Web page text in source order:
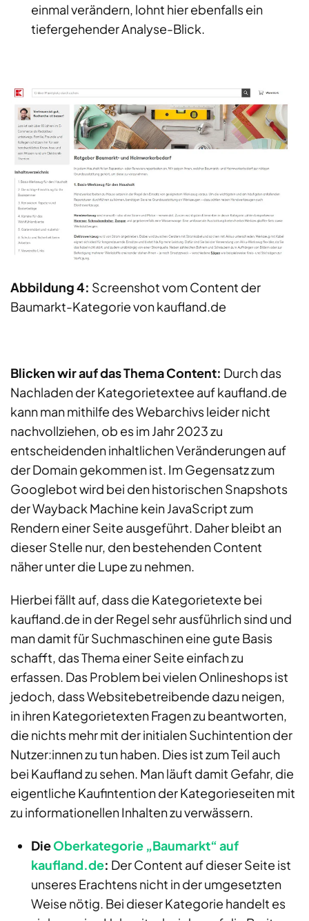
einmal verändern, lohnt hier ebenfalls ein
tiefergehender Analyse-Blick.
Abbildung 4: Screenshot vom Content der
Baumarkt-Kategorie von kaufland.de
Blicken wir auf das Thema Content: Durch das
Nachladen der Kategorietextee auf kaufland.de
kann man mithilfe des Webarchivs leider nicht
nachvollziehen, ob es im Jahr 2023 zu
entscheidenden inhaltlichen Veränderungen auf
der Domain gekommen ist. Im Gegensatz zum
Googlebot wird bei den historischen Snapshots
der Wayback Machine kein JavaScript zum
Rendern einer Seite ausgeführt. Daher bleibt an
dieser Stelle nur, den bestehenden Content
näher unter die Lupe zu nehmen.
Hierbei fällt auf, dass die Kategorietexte bei
kaufland.de in der Regel sehr ausführlich sind und
man damit für Suchmaschinen eine gute Basis
schafft, das Thema einer Seite einfach zu
erfassen. Das Problem bei vielen Onlineshops ist
jedoch, dass Websitebetreibende dazu neigen,
in ihren Kategorietexten Fragen zu beantworten,
die nichts mehr mit der initialen Suchintention der
Nutzer:innen zu tun haben. Dies ist zum Teil auch
bei Kaufland zu sehen. Man läuft damit Gefahr, die
eigentliche Kaufintention der Kategorieseiten mit
zu informationellen Inhalten zu verwässern.
DieOberkategorie „Baumarkt“ auf
kaufland.de: Der Content auf dieser Seite ist
unseres Erachtens nicht in der umgesetzten
Weise nötig. Bei dieser Kategorie handelt es